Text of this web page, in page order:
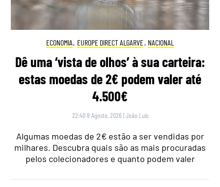
ECONOMIA, EUROPE DIRECT ALGARVE, NACIONAL
Dê uma ‘vista de olhos’ à sua carteira:
estas moedas de 2€ podem valer até
4.500€
22:40 8 Agosto, 2026 |João Luís
Algumas moedas de 2€ estão a ser vendidas por
milhares. Descubra quais são as mais procuradas
pelos colecionadores e quanto podem valer